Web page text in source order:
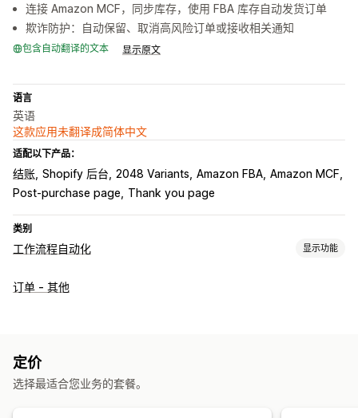
连接 Amazon MCF，同步库存，使用 FBA 库存自动发货订单
欺诈防护：自动保留、取消高风险订单或接收相关通知
包含自动翻译的文本 显示原文
语言
英语
这款应用未翻译成简体中文
适配以下产品：
结账 Shopify 后台 2048 Variants Amazon FBA Amazon MCF
Post-purchase page
Thank you page
类别
工作流程自动化 显示功能
自动化任务
自定义
API 条件逻辑 自定义触发器
订单 - 其他
定价
选择最适合您业务的套餐。